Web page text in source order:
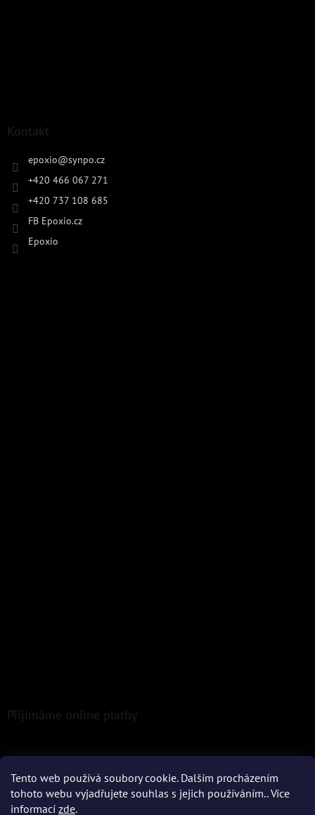
Tento web používá soubory cookie. Dalším procházením
tohoto webu vyjadřujete souhlas s jejich používáním.. Více
informací zde.
Kontakt
epoxio@synpo.cz
+420 466 067 271
+420 737 108 685
FB Epoxio.cz
Epoxio
Přijímáme online platby